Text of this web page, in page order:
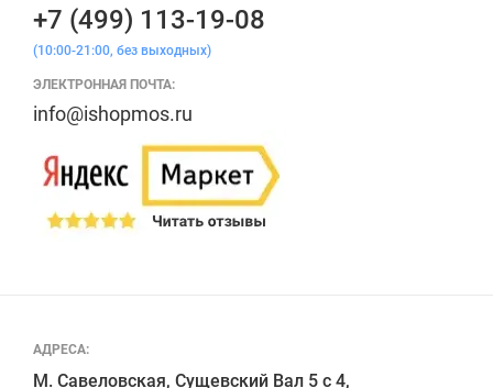
АДРЕСА:
М. Савеловская, Сущевский Вал 5 с 4,
+7 (499) 113-19-08
(10:00-21:00, без выходных)
ЭЛЕКТРОННАЯ ПОЧТА:
info@ishopmos.ru